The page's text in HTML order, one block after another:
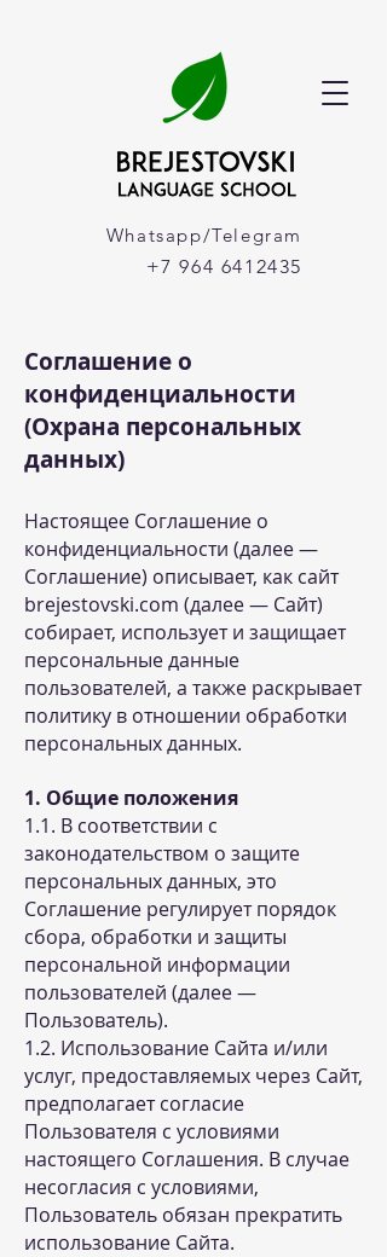
Whatsapp/Telegram
+7 964 6412435
Соглашение о
конфиденциальности
(Охрана персональных
данных)
Настоящее Соглашение о
конфиденциальности (далее —
Соглашение) описывает, как сайт
brejestovski.com (далее — Сайт)
собирает, использует и защищает
персональные данные
пользователей, а также раскрывает
политику в отношении обработки
персональных данных.
1. Общие положения
1.1. В соответствии с
законодательством о защите
персональных данных, это
Соглашение регулирует порядок
сбора, обработки и защиты
персональной информации
пользователей (далее —
Пользователь).
1.2. Использование Сайта и/или
услуг, предоставляемых через Сайт,
предполагает согласие
Пользователя с условиями
настоящего Соглашения. В случае
несогласия с условиями,
Пользователь обязан прекратить
использование Сайта.